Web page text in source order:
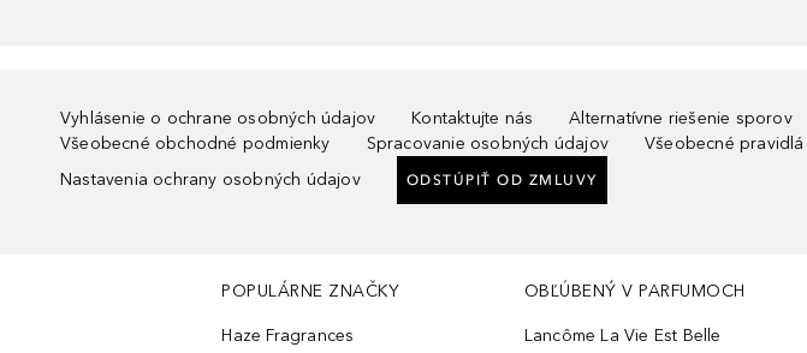
Vyhlásenie o ochrane osobných údajov Kontaktujte nás
Alternatívne riešenie sporov
Všeobecné obchodné podmienky
Spracovanie osobných údajov
Všeobecné
Nastavenia ochrany osobných údajov
ODSTÚPIŤ OD ZMLUVY
POPULÁRNE ZNAČKY
Haze Fragrances
OBĽÚBENÝ V PARFUMOCH
Lancôme La Vie Est Belle